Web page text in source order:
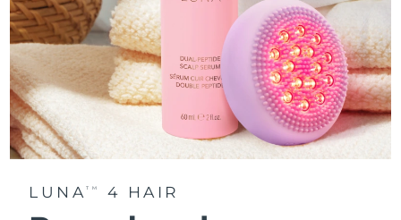
LUNATM 4 HAIR